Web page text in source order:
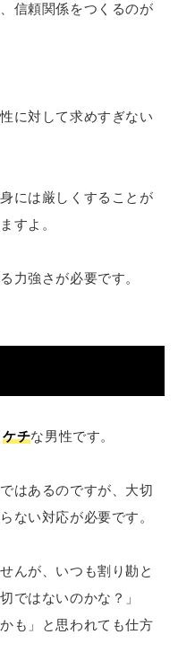
信頼関係をつくるのが
に対して求めすぎない
には厳しくすることが
すよ。
力強さが必要です。
ケチな男性です。
はあるのですが、大切
ない対応が必要です。
んが、いつも割り勘と
ではないのかな？」
も」と思われても仕方